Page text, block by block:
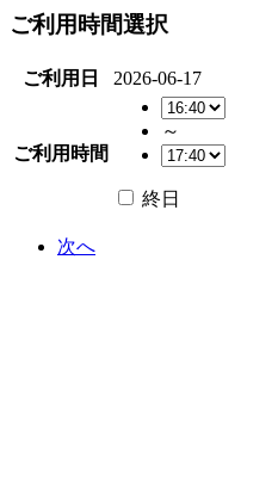
ご利用時間選択
ご利用日 2026-06-17
ご利用時間
～
終日
次へ